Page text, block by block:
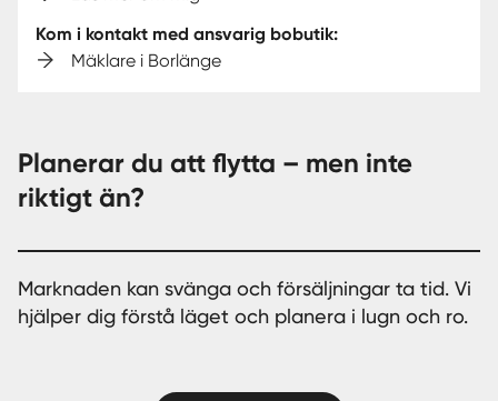
Kom i kontakt med ansvarig bobutik:
Mäklare i Borlänge
Planerar du att flytta – men inte
riktigt än?
Marknaden kan svänga och försäljningar ta tid. Vi
hjälper dig förstå läget och planera i lugn och ro.